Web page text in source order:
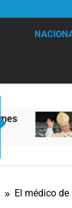
La
10
El médico